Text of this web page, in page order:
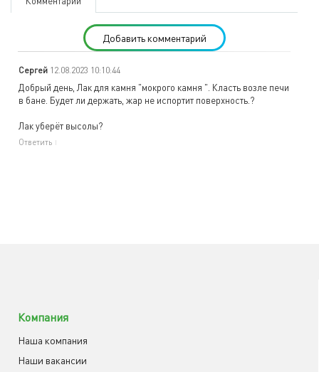
Добавить комментарий
Сергей 12.08.2023 10:10:44
Добрый день, Лак для камня "мокрого камня ". Класть возле печи
в бане. Будет ли держать, жар не испортит поверхность.?
Лак уберёт высолы?
Ответить
Компания
Наша компания
Наши вакансии